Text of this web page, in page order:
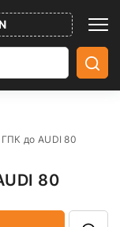
до AUDI 80
80